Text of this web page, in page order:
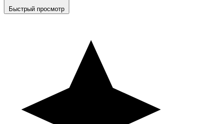
Быстрый просмотр